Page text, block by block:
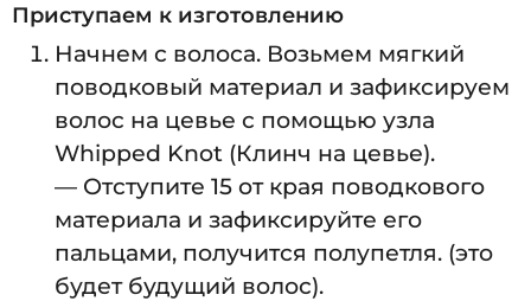
Приступаем к изготовлению
Начнем с волоса. Возьмем мягкий
поводковый материал и зафиксируем
волос на цевье с помощью узла
Whipped Knot (Клинч на цевье).
— Отступите 15 от края поводкового
материала и зафиксируйте его
пальцами, получится полупетля. (это
будет будущий волос).